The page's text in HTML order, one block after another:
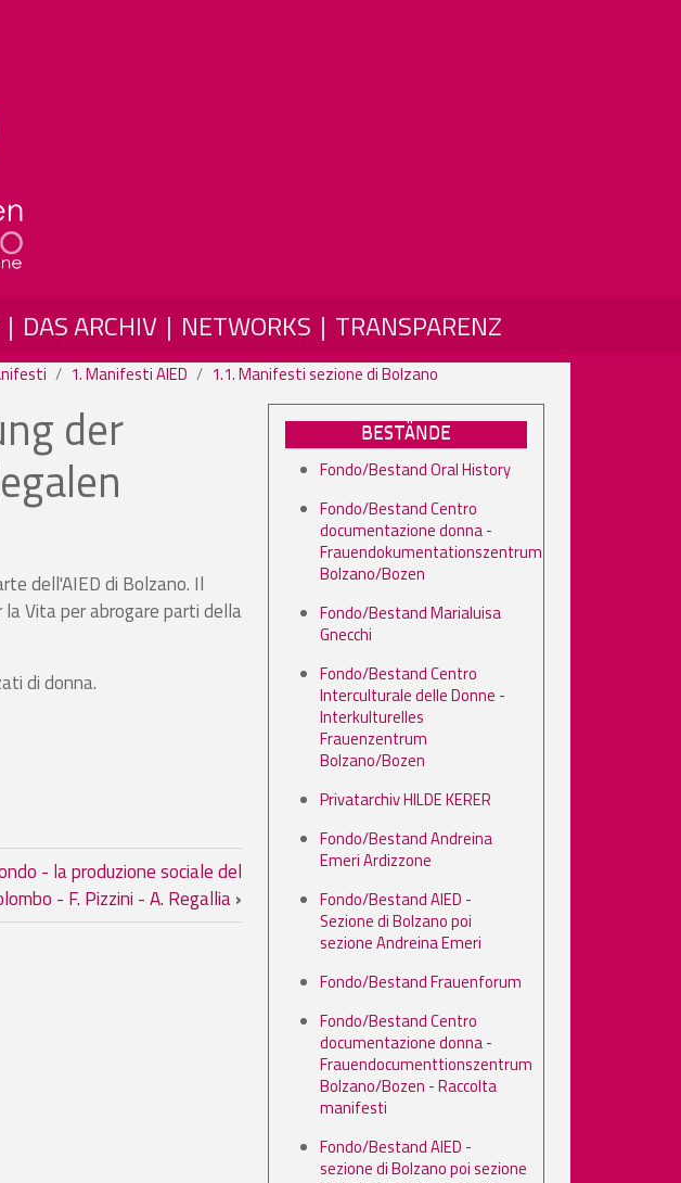
DAS ARCHIV NETWORKS TRANSPARENZ
1. Manifesti AIED 1.1. Manifesti sezione di Bolzano
der
dell'AIED di Bolzano. Il
Vita per abrogare parti della
di donna.
Volksbefragung der Bewegung fuer's
- la produzione sociale del
- F. Pizzini - A. Regallia›
BESTÄNDE
Fondo/Bestand Oral History
Fondo/Bestand Centro
documentazione donna -
Frauendokumentationszentrum
Bolzano/Bozen
Fondo/Bestand Marialuisa
Gnecchi
Fondo/Bestand Centro
Interculturale delle Donne -
Interkulturelles
Frauenzentrum
Bolzano/Bozen
Privatarchiv HILDE KERER
Fondo/Bestand Andreina
Emeri Ardizzone
Fondo/Bestand AIED -
Sezione di Bolzano poi
sezione Andreina Emeri
Fondo/Bestand Frauenforum
Fondo/Bestand Centro
documentazione donna -
Frauendocumenttionszentrum
Bolzano/Bozen - Raccolta
manifesti
Fondo/Bestand AIED -
sezione di Bolzano poi sezione